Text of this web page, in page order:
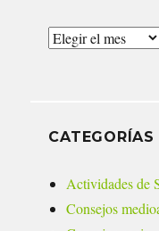
Archivos
CATEGORÍAS
Actividades de
Consejos